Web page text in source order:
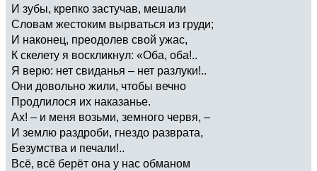
И зубы, крепко застучав, мешали
Словам жестоким вырваться из груди;
И наконец, преодолев свой ужас,
К скелету я воскликнул: «Оба, оба!..
Я верю: нет свиданья – нет разлуки!..
Они довольно жили, чтобы вечно
Продлилося их наказанье.
Ах! – и меня возьми, земного червя, –
И землю раздроби, гнездо разврата,
Безумства и печали!..
Всё, всё берёт она у нас обманом